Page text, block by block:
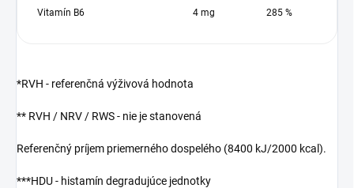
Vitamín B6 4 mg 285 %
*RVH - referenčná výživová hodnota
** RVH / NRV / RWS - nie je stanovená
Referenčný príjem priemerného dospelého (8400 kJ/2000 kcal).
***HDU - histamín degradujúce jednotky